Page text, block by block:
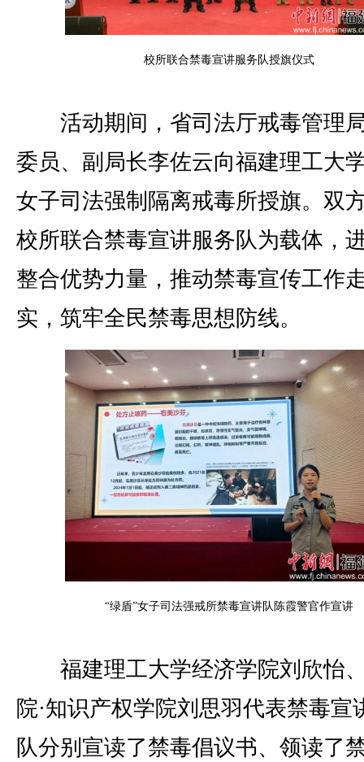
校所联合禁毒宣讲服务队授旗仪式
活动期间，省司法厅戒毒管理
委员、副局长李佐云向福建理工大
女子司法强制隔离戒毒所授旗。双
校所联合禁毒宣讲服务队为载体，
整合优势力量，推动禁毒宣传工作
实，筑牢全民禁毒思想防线。
“绿盾”女子司法强戒所禁毒宣讲队陈霞警官作宣讲
福建理工大学经济学院刘欣怡
院·知识产权学院刘思羽代表禁毒宣
队分别宣读了禁毒倡议书、领读了